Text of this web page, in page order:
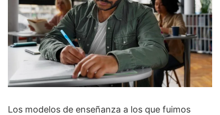
Los modelos de enseñanza a los que fuimos